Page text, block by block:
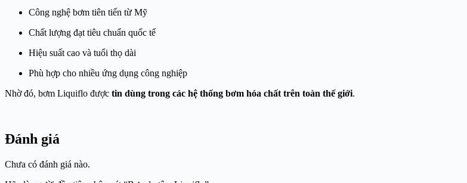
Công nghệ bơm tiên tiến từ Mỹ
Chất lượng đạt tiêu chuẩn quốc tế
Hiệu suất cao và tuổi thọ dài
Phù hợp cho nhiều ứng dụng công nghiệp
Nhờ đó, bơm Liquiflo được tin dùng trong các hệ thống bơm hóa chất trên toàn thế giới.
Đánh giá
Chưa có đánh giá nào.